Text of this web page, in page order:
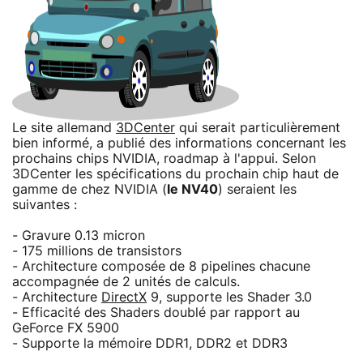
Le site allemand 3DCenter qui serait particulièrement
bien informé, a publié des informations concernant les
prochains chips NVIDIA, roadmap à l'appui. Selon
3DCenter les spécifications du prochain chip haut de
gamme de chez NVIDIA ( le NV40) seraient les
suivantes :
- Gravure 0.13 micron
- 175 millions de transistors
- Architecture composée de 8 pipelines chacune
accompagnée de 2 unités de calculs.
- Architecture DirectX 9, supporte les Shader 3.0
- Efficacité des Shaders doublé par rapport au
GeForce FX 5900
- Supporte la mémoire DDR1, DDR2 et DDR3